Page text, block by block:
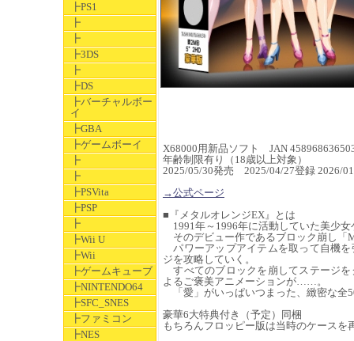
┣PS1
┣
┣
┣3DS
┣
┣DS
┣バーチャルボー
イ
┣GBA
┣ゲームボーイ
┣
┣
┣PSVita
┣PSP
┣
┣Wii U
┣Wii
┣ゲームキューブ
┣NINTENDO64
┣SFC_SNES
┣ファミコン
┣NES
X68000用新品ソフト JAN
年齢制限有り（18歳以上対象）
2025/05/30発売 2025/04/27登録 2026/
→公式ページ
■『メタルオレンジEX』とは
1991年～1996年に活動していた美少
そのデビュー作であるブロック崩し「
パワーアップアイテムを取って自機
ジを攻略していく。
すべてのブロックを崩してステージ
よるご褒美アニメーションが……。
「愛」がいっぱいつまった、緻密な全
豪華6大特典付き（予定）同梱
もちろんフロッピー版は当時のケースを